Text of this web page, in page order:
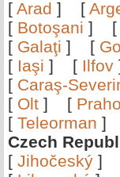
[ Arad ] [
[ Botoşani ] [
[ Galaţi ] [
[ Iaşi ] [ Ilfov
[ Caraş-
[ Olt ] [
[ Teleorman ]
Czech
[ Jihočeský ]